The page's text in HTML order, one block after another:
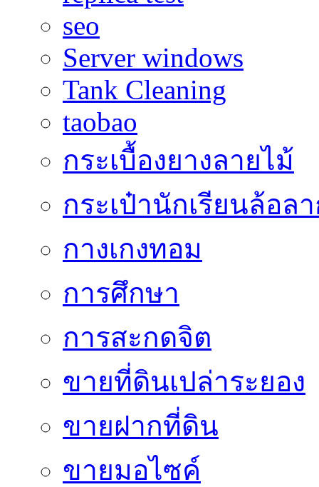
seo
Server windows
Tank Cleaning
taobao
กระเบื้องยางลายไม้
กระเป๋านักเรียนล้อล
กางเกงทอม
การศึกษา
การสะกดจิต
ขายที่ดินเปล่าระยอง
ขายฝากที่ดิน
ขายมอไซค์